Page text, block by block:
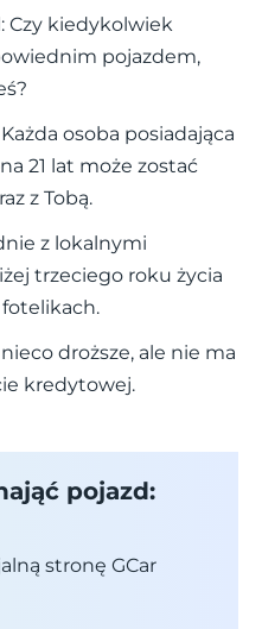
Czy kiedykolwiek
pojazdem,
osoba posiadająca
21 lat może zostać
z Tobą.
z lokalnymi
trzeciego roku życia
droższe, ale nie ma
kredytowej.
pojazd:
stronę GCar